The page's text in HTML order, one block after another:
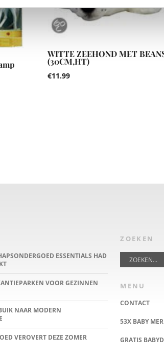
WITTE ZEEHOND MET
(30CM,HT)
€11.99
ESSENTIALS HAD
VOOR GEZINNEN
NAAR MODERN
VEROVERT DEZE ZOMER
ZOEKEN
MENU
CONTACT
53X BABY
GRATIS